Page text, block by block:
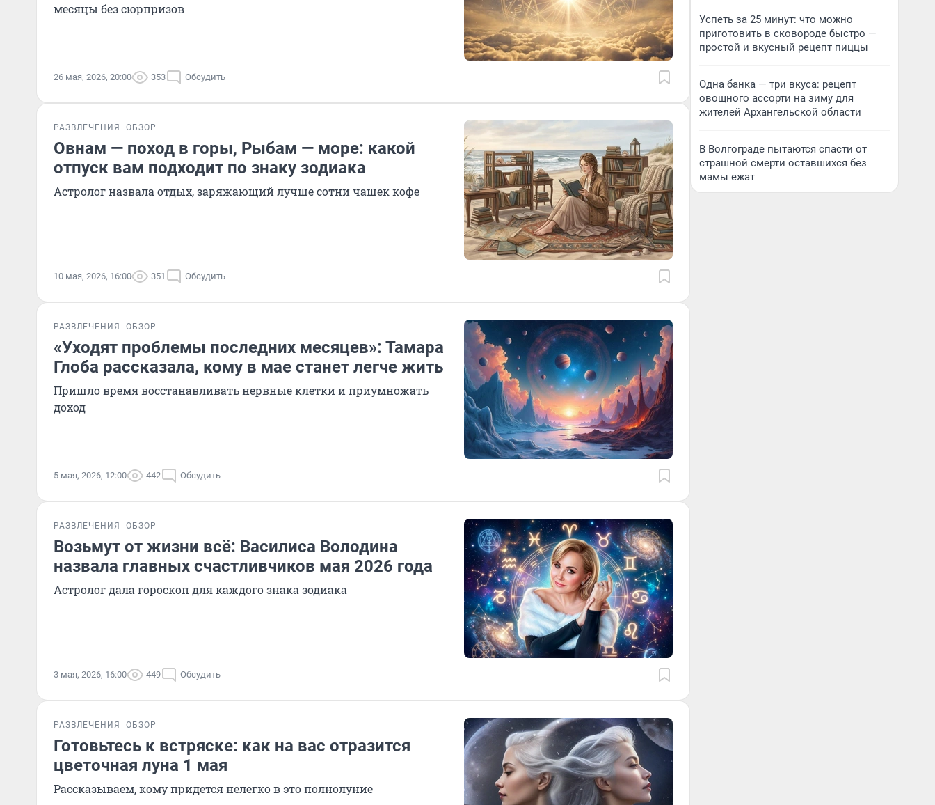
месяцы без сюрпризов
26 мая, 2026, 20:00 353 Обсудить
РАЗВЛЕЧЕНИЯ ОБЗОР
Овнам — поход в горы, Рыбам — море: какой
отпуск вам подходит по знаку зодиака
Астролог назвала отдых, заряжающий лучше сотни чашек кофе
10 мая, 2026, 16:00 351 Обсудить
РАЗВЛЕЧЕНИЯ ОБЗОР
«Уходят проблемы последних месяцев»: Тамара
Глоба рассказала, кому в мае станет легче жить
Пришло время восстанавливать нервные клетки и приумножать
доход
5 мая, 2026, 12:00 442 Обсудить
РАЗВЛЕЧЕНИЯ ОБЗОР
Возьмут от жизни всё: Василиса Володина
назвала главных счастливчиков мая 2026 года
Астролог дала гороскоп для каждого знака зодиака
3 мая, 2026, 16:00 449 Обсудить
РАЗВЛЕЧЕНИЯ ОБЗОР
Готовьтесь к встряске: как на вас отразится
цветочная луна 1 мая
Рассказываем, кому придется нелегко в это полнолуние
Успеть за 25 минут: что можно
приготовить в сковороде быстро —
простой и вкусный рецепт пиццы
Одна банка — три вкуса: рецепт
овощного ассорти на зиму для
жителей Архангельской области
В Волгограде пытаются спасти от
страшной смерти оставшихся без
мамы ежат